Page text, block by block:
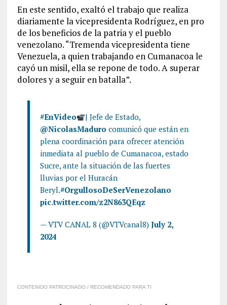
En este sentido, exaltó el trabajo que realiza
diariamente la vicepresidenta Rodríguez, en pro
de los beneficios de la patria y el pueblo
venezolano. “Tremenda vicepresidenta tiene
Venezuela, a quien trabajando en Cumanacoa le
cayó un misil, ella se repone de todo. A superar
dolores y a seguir en batalla”.
#EnVideo
| Jefe de Estado,
@NicolasMaduro comunicó que están en
plena coordinación para ofrecer atención
inmediata al pueblo de Cumanacoa, estado
Sucre, ante la situación de las fuertes
lluvias por el Huracán
Beryl.#OrgullosoDeSerVenezolano
pic.twitter.com/z2N863QEqz
— VTV CANAL 8 (@VTVcanal8) July 2,
2024
CONTENIDO PATROCINADO / RECOMENDADO PARA TI